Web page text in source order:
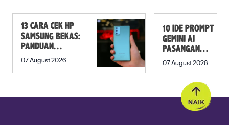
13 CARA CEK HP
SAMSUNG BEKAS:
PANDUAN
SEBELUM
07 August 2026
10 IDE PROMPT
GEMINI AI
PASANGAN
PREWEDDING
07 August 2026